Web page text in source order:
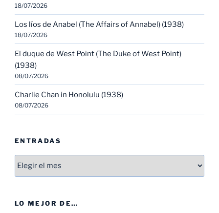
18/07/2026
Los líos de Anabel (The Affairs of Annabel) (1938)
18/07/2026
El duque de West Point (The Duke of West Point)
(1938)
08/07/2026
Charlie Chan in Honolulu (1938)
08/07/2026
ENTRADAS
Entradas
LO MEJOR DE…